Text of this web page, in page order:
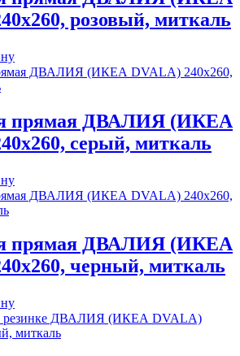
розовый, миткаль
прямая ДВАЛИЯ (ИКЕА
серый, миткаль
прямая ДВАЛИЯ (ИКЕА
черный, миткаль